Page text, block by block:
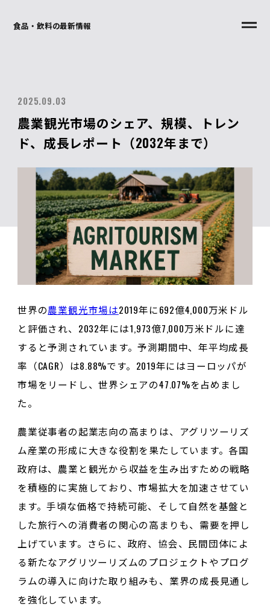
食品・飲料の最新情報
2025.09.03
農業観光市場のシェア、規模、トレン
ド、成長レポート（2032年まで）
世界の農業観光市場は2019年に692億4,000万米ドル
と評価され、2032年には1,973億7,000万米ドルに達
すると予測されています。予測期間中、年平均成長
率（CAGR）は8.88%です。2019年にはヨーロッパが
市場をリードし、世界シェアの47.07%を占めまし
た。
農業従事者の起業志向の高まりは、アグリツーリズ
ム産業の形成に大きな役割を果たしています。各国
政府は、農業と観光から収益を生み出すための戦略
を積極的に実施しており、市場拡大を加速させてい
ます。手頃な価格で持続可能、そして自然を基盤と
した旅行への消費者の関心の高まりも、需要を押し
上げています。さらに、政府、協会、民間団体によ
る新たなアグリツーリズムのプロジェクトやプログ
ラムの導入に向けた取り組みも、業界の成長見通し
を強化しています。